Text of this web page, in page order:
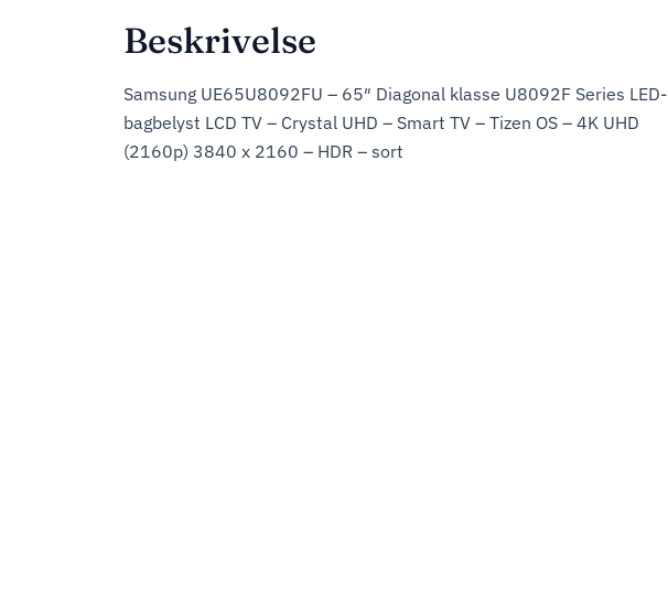
Beskrivelse
Samsung UE65U8092FU – 65″ Diagonal klasse U8092F Series LED-
bagbelyst LCD TV – Crystal UHD – Smart TV – Tizen OS – 4K UHD
(2160p) 3840 x 2160 – HDR – sort